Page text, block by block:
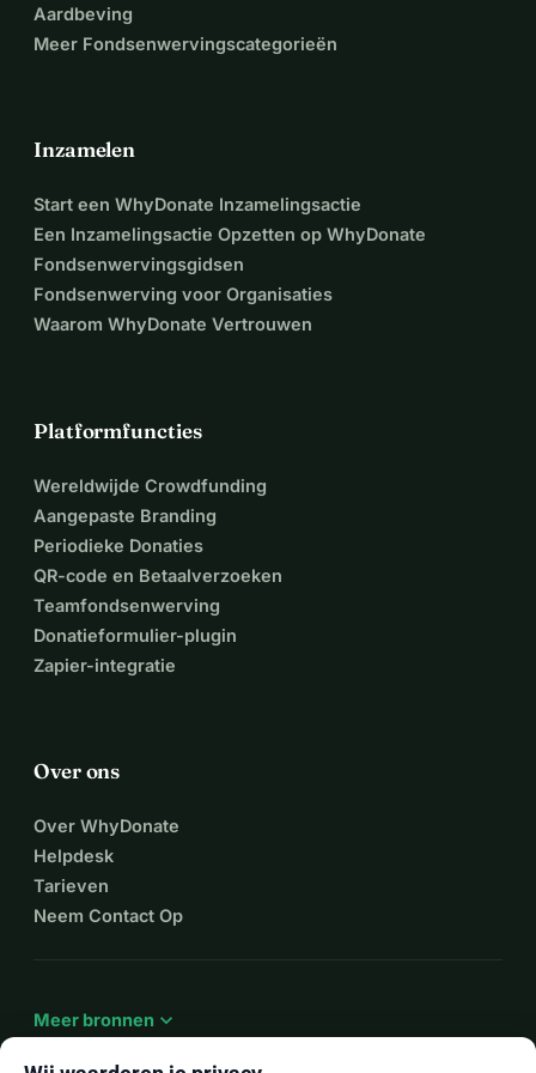
Aardbeving
Meer Fondsenwervingscategorieën
Inzamelen
Start een WhyDonate Inzamelingsactie
Een Inzamelingsactie Opzetten op WhyDonate
Fondsenwervingsgidsen
Fondsenwerving voor Organisaties
Waarom WhyDonate Vertrouwen
Platformfuncties
Wereldwijde Crowdfunding
Aangepaste Branding
Periodieke Donaties
QR-code en Betaalverzoeken
Teamfondsenwerving
Donatieformulier-plugin
Zapier-integratie
Over ons
Over WhyDonate
Helpdesk
Tarieven
Neem Contact Op
Meer bronnen expand_more